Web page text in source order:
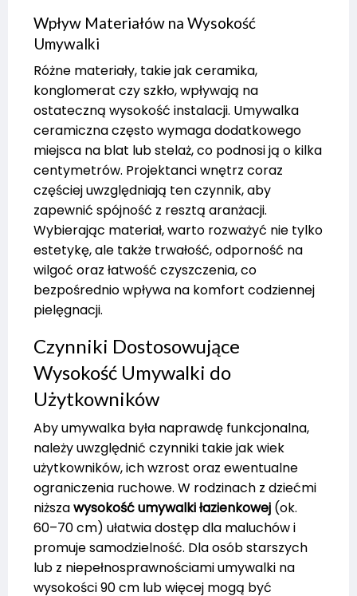
Wpływ Materiałów na Wysokość
Umywalki
Różne materiały, takie jak ceramika,
konglomerat czy szkło, wpływają na
ostateczną wysokość instalacji. Umywalka
ceramiczna często wymaga dodatkowego
miejsca na blat lub stelaż, co podnosi ją o kilka
centymetrów. Projektanci wnętrz coraz
częściej uwzględniają ten czynnik, aby
zapewnić spójność z resztą aranżacji.
Wybierając materiał, warto rozważyć nie tylko
estetykę, ale także trwałość, odporność na
wilgoć oraz łatwość czyszczenia, co
bezpośrednio wpływa na komfort codziennej
pielęgnacji.
Czynniki Dostosowujące
Wysokość Umywalki do
Użytkowników
Aby umywalka była naprawdę funkcjonalna,
należy uwzględnić czynniki takie jak wiek
użytkowników, ich wzrost oraz ewentualne
ograniczenia ruchowe. W rodzinach z dziećmi
niższawysokość umywalki łazienkowej (ok.
60–70 cm) ułatwia dostęp dla maluchów i
promuje samodzielność. Dla osób starszych
lub z niepełnosprawnościami umywalki na
wysokości 90 cm lub więcej mogą być